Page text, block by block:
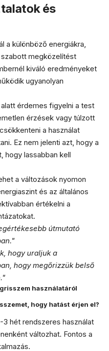
és
a különböző energiákra,
megközelítést
kiváló eredményeket
ugyanolyan
alatt érdemes figyelni a test
érzések vagy túlzott
a használat
Ez nem jelenti azt, hogy a
hogy lassabban kell
a változások nyomon
és az általános
értékelni a
útmutató
hogy uraljuk a
hogy megőrizzük belső
használatáról
hogy hatást érjen el?
hét rendszeres használat
változhat. Fontos a